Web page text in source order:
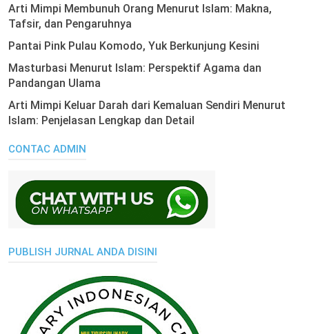
Arti Mimpi Membunuh Orang Menurut Islam: Makna,
Tafsir, dan Pengaruhnya
Pantai Pink Pulau Komodo, Yuk Berkunjung Kesini
Masturbasi Menurut Islam: Perspektif Agama dan
Pandangan Ulama
Arti Mimpi Keluar Darah dari Kemaluan Sendiri Menurut
Islam: Penjelasan Lengkap dan Detail
CONTAC ADMIN
PUBLISH JURNAL ANDA DISINI